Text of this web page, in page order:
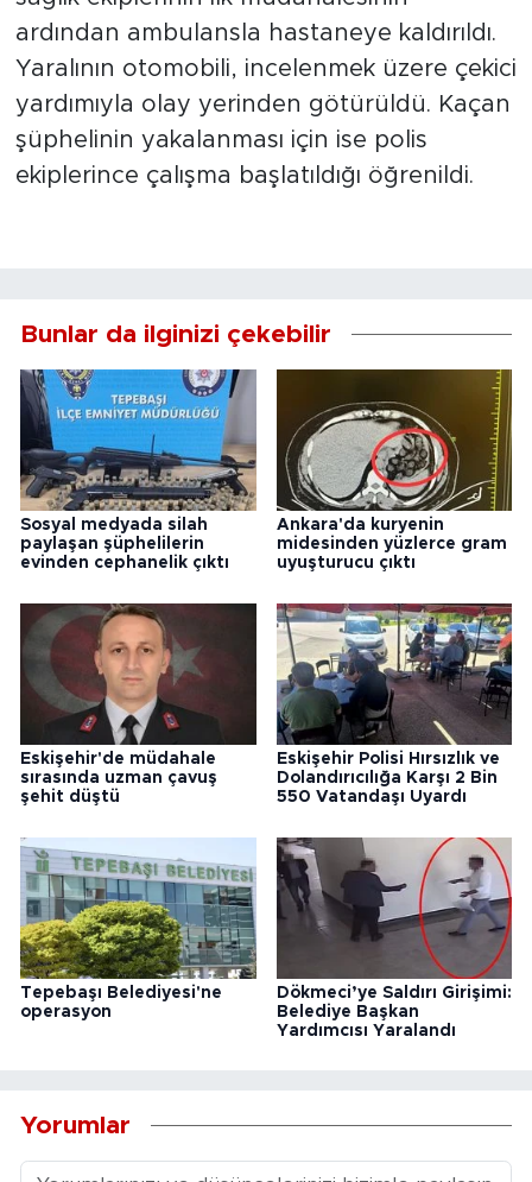
ardından ambulansla hastaneye kaldırıldı.
Yaralının otomobili, incelenmek üzere çekici
yardımıyla olay yerinden götürüldü. Kaçan
şüphelinin yakalanması için ise polis
ekiplerince çalışma başlatıldığı öğrenildi.
Bunlar da ilginizi çekebilir
Sosyal medyada silah
paylaşan şüphelilerin
evinden cephanelik çıktı
Ankara'da kuryenin
midesinden yüzlerce gram
uyuşturucu çıktı
Eskişehir'de müdahale
sırasında uzman çavuş
şehit düştü
Eskişehir Polisi Hırsızlık ve
Dolandırıcılığa Karşı 2 Bin
550 Vatandaşı Uyardı
Tepebaşı Belediyesi'ne
operasyon
Dökmeci’ye Saldırı Girişimi:
Belediye Başkan
Yardımcısı Yaralandı
Yorumlar